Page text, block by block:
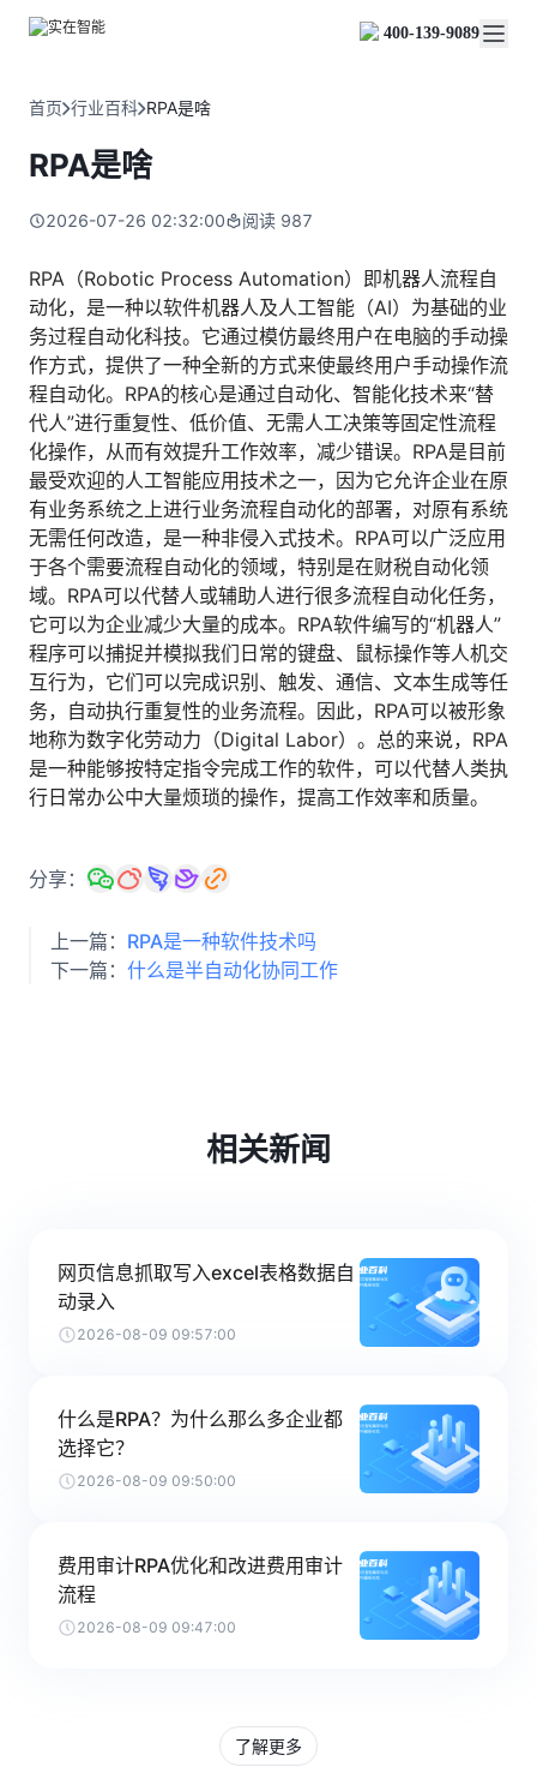
400-139-9089
人人都会用的智能体
智能文档审阅平台
实在 RPA 机器人
可靠的机器人终端
实在 RPA 控制器
全面支持国产信创生态
实在取数宝
一键提数整合，洞察更高效
通信运营商
零售电商
政府及公共服务
能源及制造业
医药行业
更多行业客户
金融
运营商
政府
统计税务 | 行政审批 | 基层减负 | 优化营商
烟草
资质审核 | 合同审核 | 一项一卷 | 智慧人力
制造业
订单生成 | 库存管控 | 物流监控 | 风险监测
司法
智能辅办 | 要素提取 | 自动立案 | 流程智动
人才数字化
人才培养 | 智能教具 | 智能实训 | 课程共创
财务
智能票据 | 自动报税 | 自动存单 | 智能审计
资源与支持
智能体市场
客户支持
关于实在
媒体报道
视频动态
加入我们
首页 行业百科 RPA是啥
RPA是啥
2026-07-26 02:32:00 阅读 987
RPA（Robotic Process Automation）即机器人流程自
动化，是一种以软件机器人及人工智能（AI）为基础的业
务过程自动化科技。它通过模仿最终用户在电脑的手动操
作方式，提供了一种全新的方式来使最终用户手动操作流
程自动化。RPA的核心是通过自动化、智能化技术来“替
代人”进行重复性、低价值、无需人工决策等固定性流程
化操作，从而有效提升工作效率，减少错误。RPA是目前
最受欢迎的人工智能应用技术之一，因为它允许企业在原
有业务系统之上进行业务流程自动化的部署，对原有系统
无需任何改造，是一种非侵入式技术。RPA可以广泛应用
于各个需要流程自动化的领域，特别是在财税自动化领
域。RPA可以代替人或辅助人进行很多流程自动化任务，
它可以为企业减少大量的成本。RPA软件编写的“机器人”
程序可以捕捉并模拟我们日常的键盘、鼠标操作等人机交
互行为，它们可以完成识别、触发、通信、文本生成等任
务，自动执行重复性的业务流程。因此，RPA可以被形象
地称为数字化劳动力（Digital Labor）。总的来说，RPA
是一种能够按特定指令完成工作的软件，可以代替人类执
行日常办公中大量烦琐的操作，提高工作效率和质量。
分享：
上一篇： RPA是一种软件技术吗
下一篇： 什么是半自动化协同工作
相关新闻
网页信息抓取写入excel表格数据自
动录入
2026-08-09 09:57:00
什么是RPA？为什么那么多企业都
选择它？
2026-08-09 09:50:00
费用审计RPA优化和改进费用审计
流程
2026-08-09 09:47:00
了解更多